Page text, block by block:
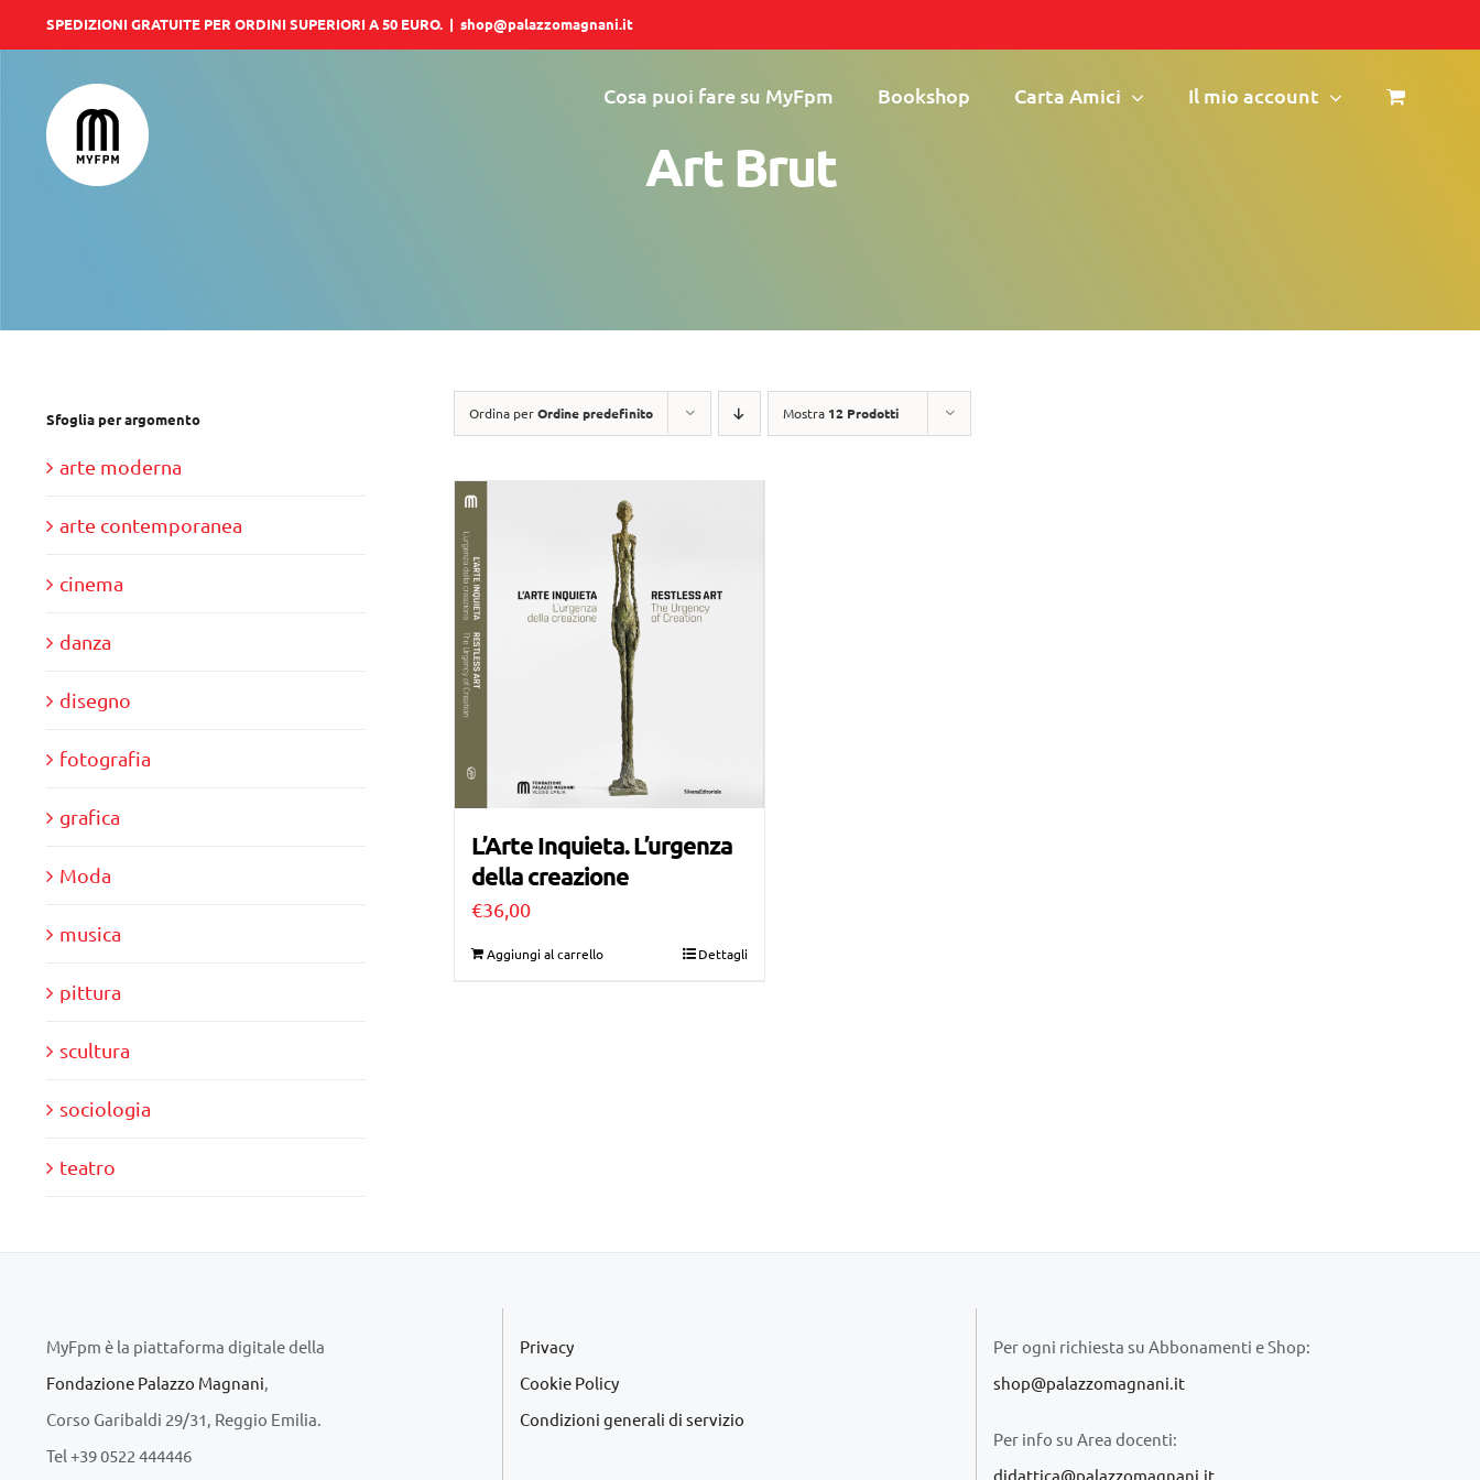
al
contenuto
SPEDIZIONI GRATUITE PER ORDINI SUPERIORI A 50 EURO. | shop@palazzomagnani.it
Cosa puoi fare su MyFpm Bookshop Carta Amici Il mio account
Art Brut
Ordina perOrdine predefinito Mostra 12 Prodotti
L’Arte Inquieta. L’urgenza
della creazione
€36,00
Aggiungi al carrello Dettagli
Sfoglia per argomento
arte moderna
arte contemporanea
cinema
danza
disegno
fotografia
grafica
Moda
musica
pittura
scultura
sociologia
teatro
MyFpm è la piattaforma digitale della
Fondazione Palazzo Magnani
Corso Garibaldi 29/31, Reggio Emilia.
Tel +39 0522 444446
Privacy
Cookie Policy
Condizioni generali di servizio
Per ogni richiesta su Abbonamenti e Shop:
shop@palazzomagnani.it
Per info su Area docenti:
didattica@palazzomagnani.it